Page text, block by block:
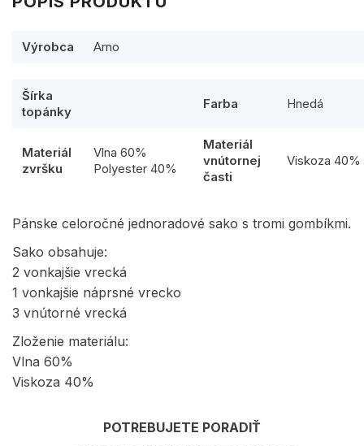
Výrobca Arno
Šírka
topánky
Farba Hnedá
Materiál
zvršku
Vlna 60%
Polyester 40%
Materiál
vnútornej
časti
Viskoza 40%
Pánske celoročné jednoradové sako s tromi gombíkmi.
Sako obsahuje:
2 vonkajšie vrecká
1 vonkajšie náprsné vrecko
3 vnútorné vrecká
Zloženie materiálu:
Vlna 60%
Viskoza 40%
POTREBUJETE PORADIŤ